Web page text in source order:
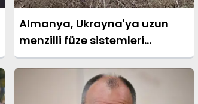
Almanya, Ukrayna'ya uzun
menzilli füze sistemleri
sağlayacak